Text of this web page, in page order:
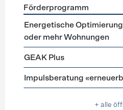
Förderprogramme Beratung
Förderprogramm
Energetische
oder mehr Wohnungen
GEAK Plus
Impulsberatung
+ alle